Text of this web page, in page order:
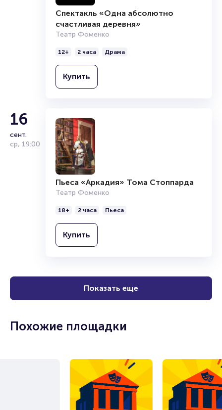
Спектакль «Одна абсолютно
счастливая деревня»
Театр Фоменко
12+ 2 часа Драма
Купить
16
сент.
ср, 19:00
Пьеса «Аркадия» Тома Стоппарда
Театр Фоменко
18+ 2 часа Пьеса
Купить
Показать еще
Похожие площадки